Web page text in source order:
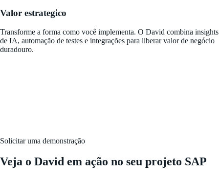
Valor estrategico
Transforme a forma como você implementa. O David combina insights
de IA, automação de testes e integrações para liberar valor de negócio
duradouro.
Solicitar uma demonstração
Veja o David em ação no seu projeto SAP